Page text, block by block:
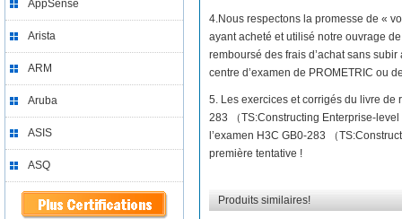
AppSense
Arista
ARM
Aruba
ASIS
ASQ
4.Nous respectons la promesse de «
ayant acheté et utilisé notre ouvrage
remboursé des frais d’achat sans
centre d’examen de PROMETRIC ou
5. Les exercices et corrigés du livre de
283 （TS:Constructing Enterprise-
l’examen H3C GB0-283 （
première tentative !
Produits similaires!